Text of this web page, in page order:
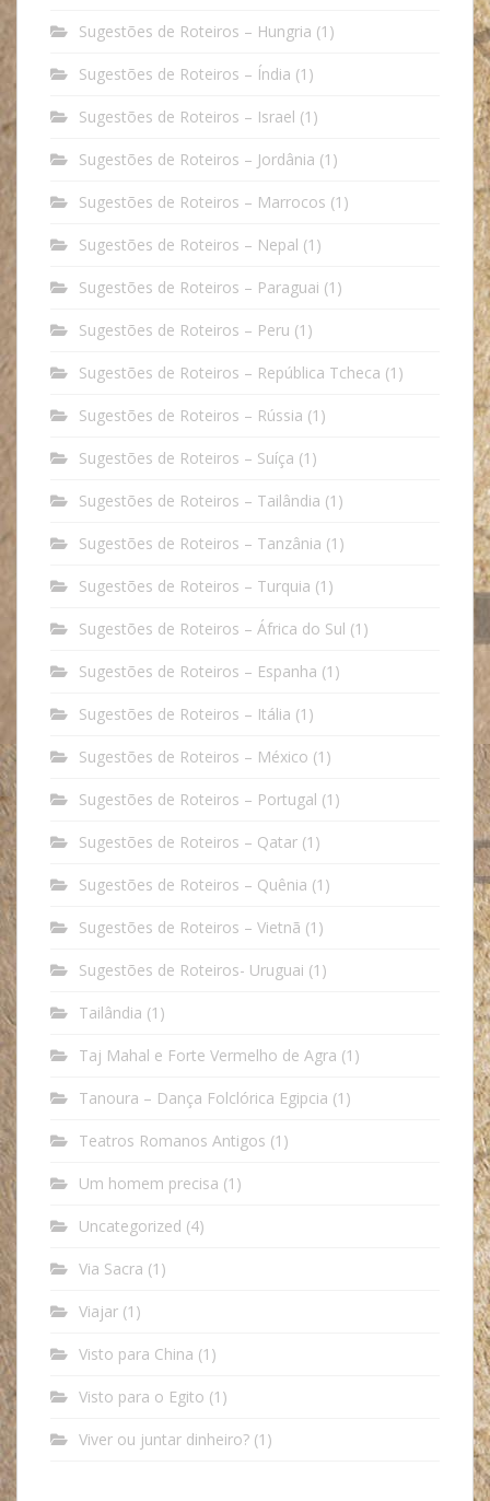
Sugestões de Roteiros – Hungria (1)
Sugestões de Roteiros – Índia (1)
Sugestões de Roteiros – Israel (1)
Sugestões de Roteiros – Jordânia (1)
Sugestões de Roteiros – Marrocos (1)
Sugestões de Roteiros – Nepal (1)
Sugestões de Roteiros – Paraguai (1)
Sugestões de Roteiros – Peru (1)
Sugestões de Roteiros – República Tcheca (1)
Sugestões de Roteiros – Rússia (1)
Sugestões de Roteiros – Suíça (1)
Sugestões de Roteiros – Tailândia (1)
Sugestões de Roteiros – Tanzânia (1)
Sugestões de Roteiros – Turquia (1)
Sugestões de Roteiros – África do Sul (1)
Sugestões de Roteiros – Espanha (1)
Sugestões de Roteiros – Itália (1)
Sugestões de Roteiros – México (1)
Sugestões de Roteiros – Portugal (1)
Sugestões de Roteiros – Qatar (1)
Sugestões de Roteiros – Quênia (1)
Sugestões de Roteiros – Vietnã (1)
Sugestões de Roteiros- Uruguai (1)
Tailândia (1)
Taj Mahal e Forte Vermelho de Agra (1)
Tanoura – Dança Folclórica Egipcia (1)
Teatros Romanos Antigos (1)
Um homem precisa (1)
Uncategorized (4)
Via Sacra (1)
Viajar (1)
Visto para China (1)
Visto para o Egito (1)
Viver ou juntar dinheiro? (1)